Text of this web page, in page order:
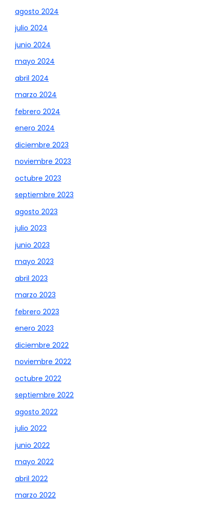
agosto 2024
julio 2024
junio 2024
mayo 2024
abril 2024
marzo 2024
febrero 2024
enero 2024
diciembre 2023
noviembre 2023
octubre 2023
septiembre 2023
agosto 2023
julio 2023
junio 2023
mayo 2023
abril 2023
marzo 2023
febrero 2023
enero 2023
diciembre 2022
noviembre 2022
octubre 2022
septiembre 2022
agosto 2022
julio 2022
junio 2022
mayo 2022
abril 2022
marzo 2022